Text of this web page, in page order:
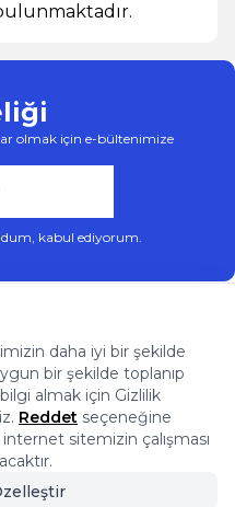
olmak için e-bültenimize
kabul ediyorum.
daha iyi bir şekilde
bir şekilde toplanıp
almak için Gizlilik
Reddet seçeneğine
sitemizin çalışması